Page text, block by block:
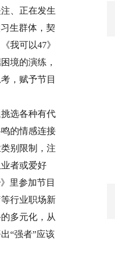
、正在发生
生群体，契
我可以47》
境的演练，
，赋予节目
选各种有代
的情感连接
别限制，注
者或爱好
里参加节目
行业职场新
多元化，从
“强者”应该